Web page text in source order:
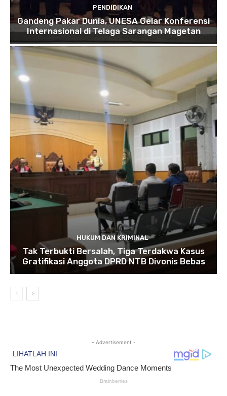
PENDIDIKAN
Gandeng Pakar Dunia, UNESA Gelar Konferensi
Internasional di Telaga Sarangan Magetan
HUKUM DAN KRIMINAL
Tak Terbukti Bersalah, Tiga Terdakwa Kasus
Gratifikasi Anggota DPRD NTB Divonis Bebas
- Advertisement -